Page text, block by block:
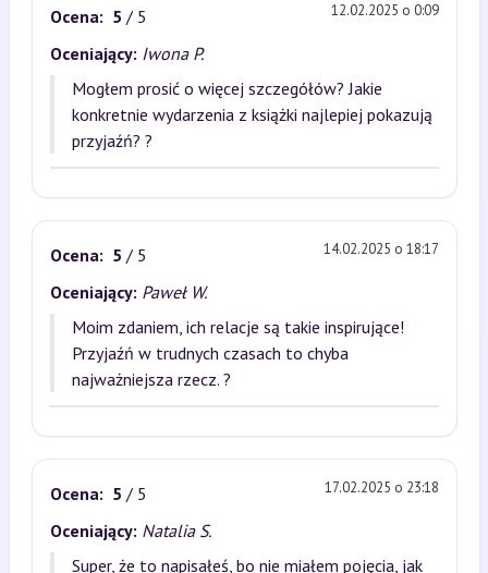
Ocena: 5 / 5 12.02.2025 o 0:09
Oceniający: Iwona P.
Mogłem prosić o więcej szczegółów? Jakie
konkretnie wydarzenia z książki najlepiej pokazują
przyjaźń? ?
Ocena: 5 / 5 14.02.2025 o 18:17
Oceniający: Paweł W.
Moim zdaniem, ich relacje są takie inspirujące!
Przyjaźń w trudnych czasach to chyba
najważniejsza rzecz. ?
Ocena: 5 / 5 17.02.2025 o 23:18
Oceniający: Natalia S.
Super, że to napisałeś, bo nie miałem pojęcia, jak